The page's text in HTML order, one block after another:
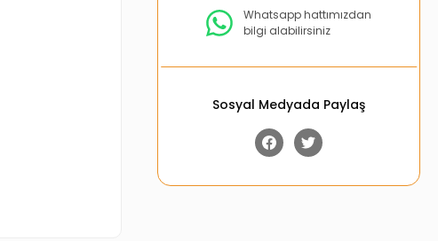
Whatsapp hattımızdan
bilgi alabilirsiniz
Sosyal Medyada Paylaş